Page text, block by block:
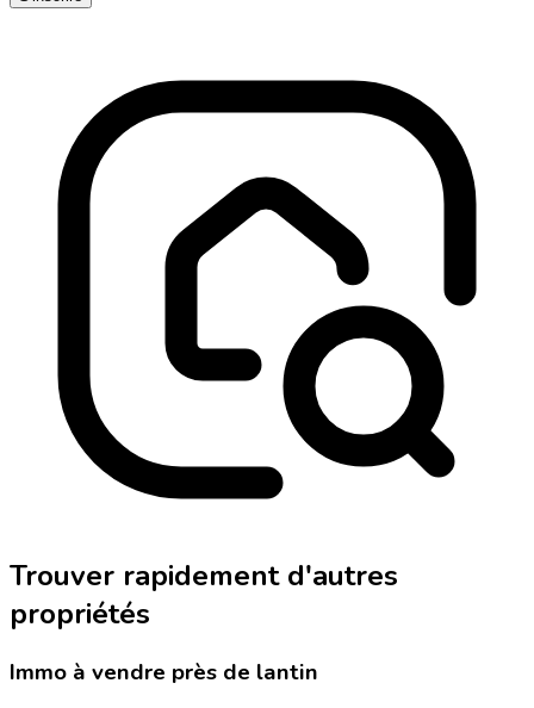
Trouver rapidement d'autres
propriétés
Immo à vendre près de lantin